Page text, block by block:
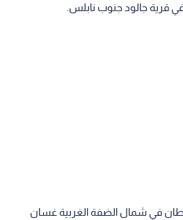
قرية جالود جنوب نابلس.
في شمال الضفة الغربية غسان